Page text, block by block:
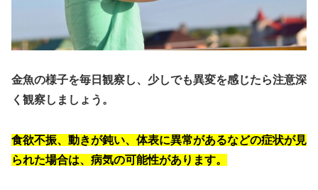
金魚の様子を毎日観察し、少しでも異変を感じたら注意深
く観察しましょう。
食欲不振、動きが鈍い、体表に異常があるなどの症状が見
られた場合は、病気の可能性があります。